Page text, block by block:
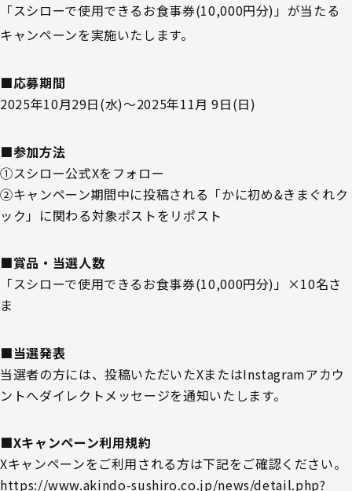
「スシローで使用できるお食事券(10,000円分)」が当たる
キャンペーンを実施いたします。
■応募期間
2025年10月29日(水)～2025年11月 9日(日)
■参加方法
①スシロー公式Xをフォロー
②キャンペーン期間中に投稿される「かに初め&きまぐれク
ック」に関わる対象ポストをリポスト
■賞品・当選人数
「スシローで使用できるお食事券(10,000円分)」×10名さ
ま
■当選発表
当選者の方には、投稿いただいたXまたはInstagramアカウ
ントへダイレクトメッセージを通知いたします。
■Xキャンペーン利用規約
Xキャンペーンをご利用される方は下記をご確認ください。
https://www.akindo-sushiro.co.jp/news/detail.php?